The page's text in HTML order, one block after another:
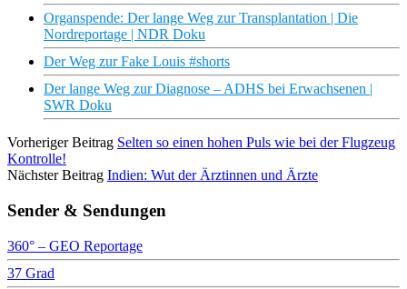
Organspende: Der lange Weg zur Transplantation | Die
Nordreportage | NDR Doku
Der Weg zur Fake Louis #shorts
Der lange Weg zur Diagnose – ADHS bei Erwachsenen |
SWR Doku
Vorheriger Beitrag Selten so einen hohen Puls wie bei der Flugzeug
Kontrolle!
Nächster Beitrag Indien: Wut der Ärztinnen und Ärzte
Sender & Sendungen
360° – GEO Reportage
37 Grad